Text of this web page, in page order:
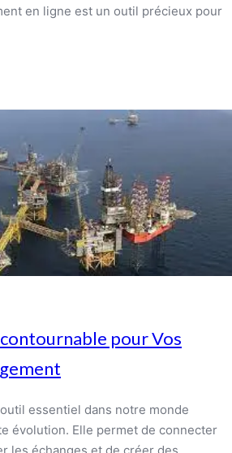
en ligne est un outil précieux pour
pour Vos
essentiel dans notre monde
évolution. Elle permet de connecter